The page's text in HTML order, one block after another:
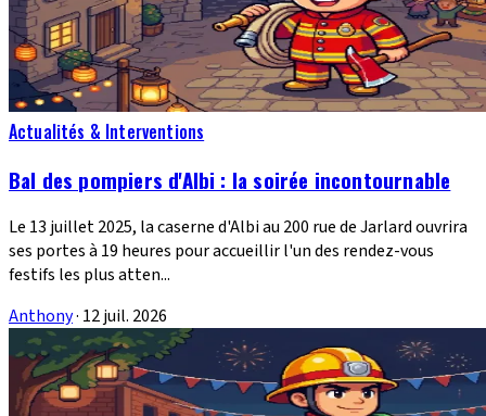
Actualités & Interventions
Bal des pompiers d'Albi : la soirée incontournable
Le 13 juillet 2025, la caserne d'Albi au 200 rue de Jarlard ouvrira
ses portes à 19 heures pour accueillir l'un des rendez-vous
festifs les plus atten...
Anthony· 12 juil. 2026